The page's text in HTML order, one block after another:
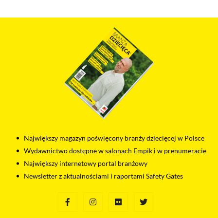
Największy magazyn poświęcony branży dziecięcej w Polsce
Wydawnictwo dostępne w salonach Empik i w prenumeracie
Największy internetowy portal branżowy
Newsletter z aktualnościami i raportami Safety Gates